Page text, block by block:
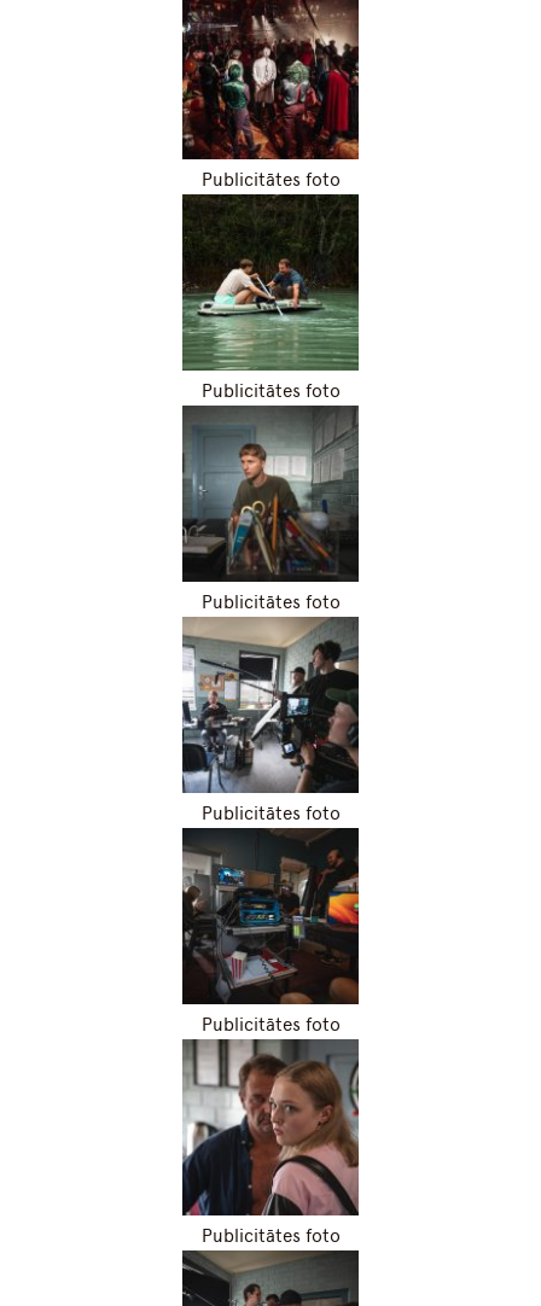
Publicitātes foto
Publicitātes foto
Publicitātes foto
Publicitātes foto
Publicitātes foto
Publicitātes foto